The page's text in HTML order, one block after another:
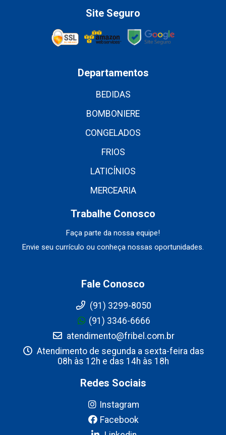
Site Seguro
Departamentos
BEDIDAS
BOMBONIERE
CONGELADOS
FRIOS
LATICÍNIOS
MERCEARIA
Trabalhe Conosco
Faça parte da nossa equipe!
Envie seu currículo ou conheça nossas oportunidades.
Fale Conosco
(91) 3299-8050
(91) 3346-6666
atendimento@fribel.com.br
Atendimento de segunda a sexta-feira das
08h às 12h e das 14h às 18h
Redes Sociais
Instagram
Facebook